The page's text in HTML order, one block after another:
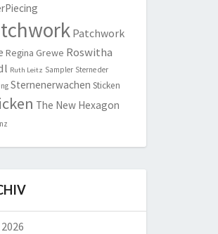
Patchwork
Regina Grewe Roswitha
Ruth Leitz Sampler Sterne der
Sternenerwachen Sticken
The New Hexagon